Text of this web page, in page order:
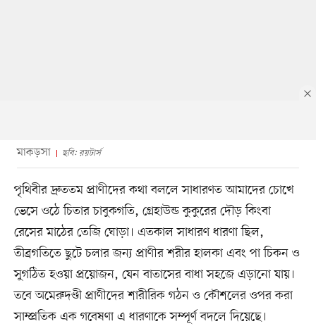
মাকড়সা ছবি: রয়টার্স
পৃথিবীর দ্রুততম প্রাণীদের কথা বললে সাধারণত আমাদের চোখে
ভেসে ওঠে চিতার চাবুকগতি, গ্রেহাউন্ড কুকুরের দৌড় কিংবা
রেসের মাঠের তেজি ঘোড়া। এতকাল সাধারণ ধারণা ছিল,
তীব্রগতিতে ছুটে চলার জন্য প্রাণীর শরীর হালকা এবং পা চিকন ও
সুগঠিত হওয়া প্রয়োজন, যেন বাতাসের বাধা সহজে এড়ানো যায়।
তবে অমেরুদণ্ডী প্রাণীদের শারীরিক গঠন ও কৌশলের ওপর করা
সাম্প্রতিক এক গবেষণা এ ধারণাকে সম্পূর্ণ বদলে দিয়েছে।